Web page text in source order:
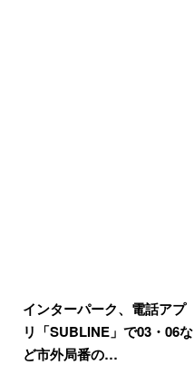
インターパーク、電話アプ
リ「SUBLINE」で03・06な
ど市外局番の…